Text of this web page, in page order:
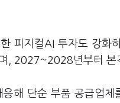
피지컬AI 투자도 강
, 2027~2028년부터 본
해 단순 부품 공급업